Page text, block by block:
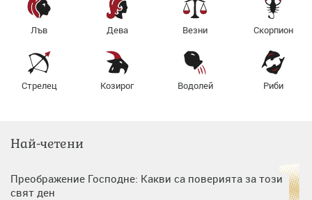
Лъв Дева Везни Скорпион
Стрелец Козирог Водолей Риби
Най-четени
Преображение Господне: Какви са поверията за този
свят ден